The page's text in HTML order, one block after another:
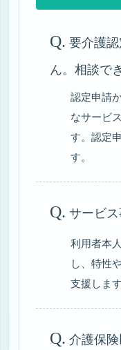
Q. 要介護
ん。相談で
認定申請
なサービ
す。認定
す。
Q. サービス
利用者本
し、特性
支援します
Q. 介護保